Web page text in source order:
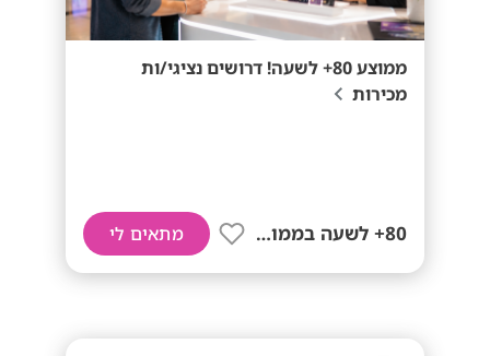
ממוצע 80+ לשעה! דרושים נציגי/ות
מכירות
80+ לשעה בממוצע מתאים לי